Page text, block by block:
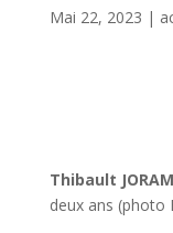
Mai 22, 2023 |
Thibault JORAM
deux ans (photo